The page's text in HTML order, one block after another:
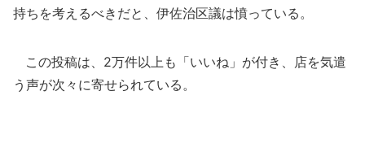
持ちを考えるべきだと、伊佐治区議は憤っている。
この投稿は、2万件以上も「いいね」が付き、店を気遣
う声が次々に寄せられている。